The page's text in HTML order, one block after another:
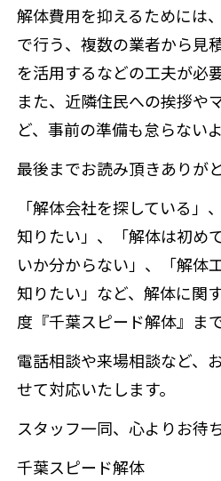
解体費用を抑えるためには
で行う、複数の業者から見
を活用するなどの工夫が必要
また、近隣住民への挨拶や
ど、事前の準備も怠らない
最後までお読み頂きありが
「解体会社を探している」
知りたい」、「解体は初め
いか分からない」、「解体
知りたい」など、解体に関
度『千葉スピード解体』ま
電話相談や来場相談など、
せて対応いたします。
スタッフ一同、心よりお待
千葉スピード解体